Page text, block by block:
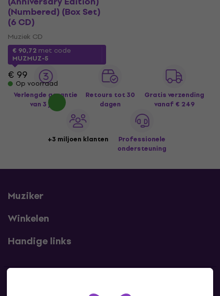
(Numbered) (Box Set)
(6 CD)
Muziek CD
€ 90,72 met code
MUZMUZ-5
€ 99
Op voorraad
Verlengde garantie
van 3 jaar
Retours tot 30
dagen
Gratis verzending
vanaf € 249
+3 miljoen klanten
Professionele
ondersteuning
Muziker
Winkelen
Handige links